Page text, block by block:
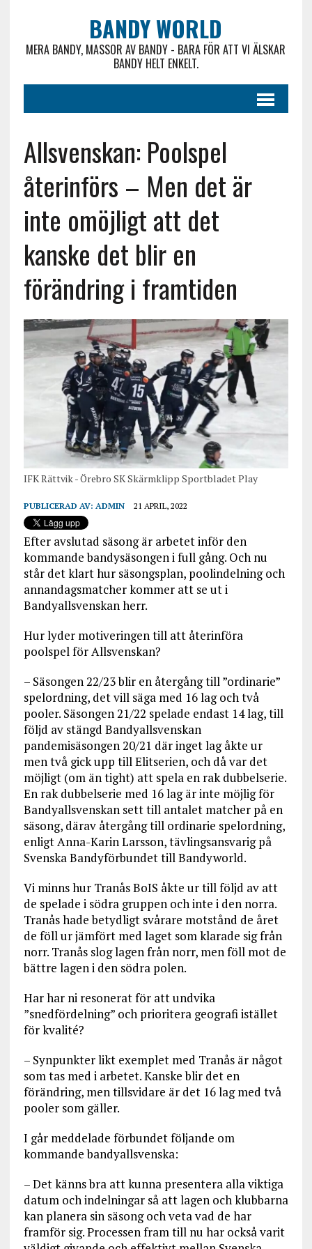
BANDY WORLD
MERA BANDY, MASSOR AV BANDY - BARA FÖR ATT VI ÄLSKAR
BANDY HELT ENKELT.
Allsvenskan: Poolspel
återinförs – Men det är
inte omöjligt att det
kanske det blir en
förändring i framtiden
IFK Rättvik - Örebro SK Skärmklipp Sportbladet Play
PUBLICERAD AV: ADMIN 21 APRIL, 2022
Efter avslutad säsong är arbetet inför den
kommande bandysäsongen i full gång. Och nu
står det klart hur säsongsplan, poolindelning och
annandagsmatcher kommer att se ut i
Bandyallsvenskan herr.
Hur lyder motiveringen till att återinföra
poolspel för Allsvenskan?
– Säsongen 22/23 blir en återgång till ”ordinarie”
spelordning, det vill säga med 16 lag och två
pooler. Säsongen 21/22 spelade endast 14 lag, till
följd av stängd Bandyallsvenskan
pandemisäsongen 20/21 där inget lag åkte ur
men två gick upp till Elitserien, och då var det
möjligt (om än tight) att spela en rak dubbelserie.
En rak dubbelserie med 16 lag är inte möjlig för
Bandyallsvenskan sett till antalet matcher på en
säsong, därav återgång till ordinarie spelordning,
enligt Anna-Karin Larsson, tävlingsansvarig på
Svenska Bandyförbundet till Bandyworld.
Vi minns hur Tranås BoIS åkte ur till följd av att
de spelade i södra gruppen och inte i den norra.
Tranås hade betydligt svårare motstånd de året
de föll ur jämfört med laget som klarade sig från
norr. Tranås slog lagen från norr, men föll mot de
bättre lagen i den södra polen.
Har har ni resonerat för att undvika
”snedfördelning” och prioritera geografi istället
för kvalité?
– Synpunkter likt exemplet med Tranås är något
som tas med i arbetet. Kanske blir det en
förändring, men tillsvidare är det 16 lag med två
pooler som gäller.
I går meddelade förbundet följande om
kommande bandyallsvenska:
– Det känns bra att kunna presentera alla viktiga
datum och indelningar så att lagen och klubbarna
kan planera sin säsong och veta vad de har
framför sig. Processen fram till nu har också varit